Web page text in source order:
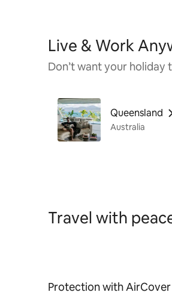
Live & Work
Don’t want your
Queensland
Australia
Travel with
Protection with AirCover